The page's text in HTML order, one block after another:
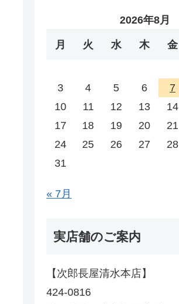
2026年8月
月 火 水 木 金
3
4 5 6 7
10
11 12 13 14
17
18 19 20 21
24
25 26 27 28
31
« 7月
実店舗のご案内
【次郎長屋清水本店】
424-0816